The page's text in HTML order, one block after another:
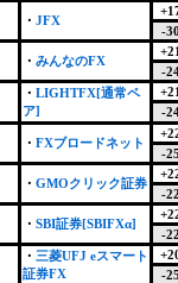
・ JFX
-
・ みんなのFX
-
・ LIGHTFX[通常ペ
ア]
-
・ FXブロードネット
-
・ GMOクリック証券
-
・ SBI証券[SBIFXα]
-
・ 三菱UFJ eスマート
証券FX
-